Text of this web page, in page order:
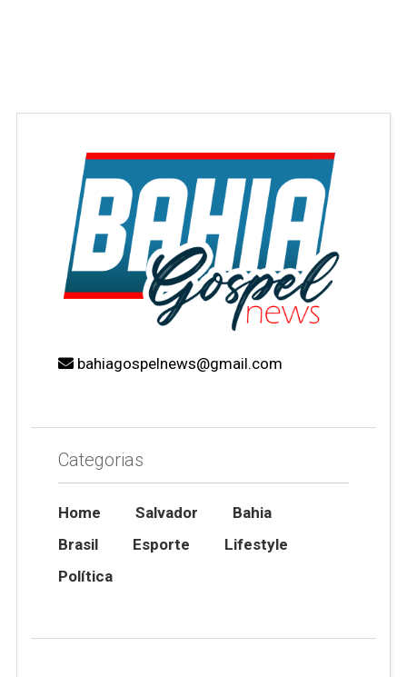
bahiagospelnews@gmail.com
Categorias
Home Salvador
Bahia
Brasil
Esporte
Lifestyle
Política